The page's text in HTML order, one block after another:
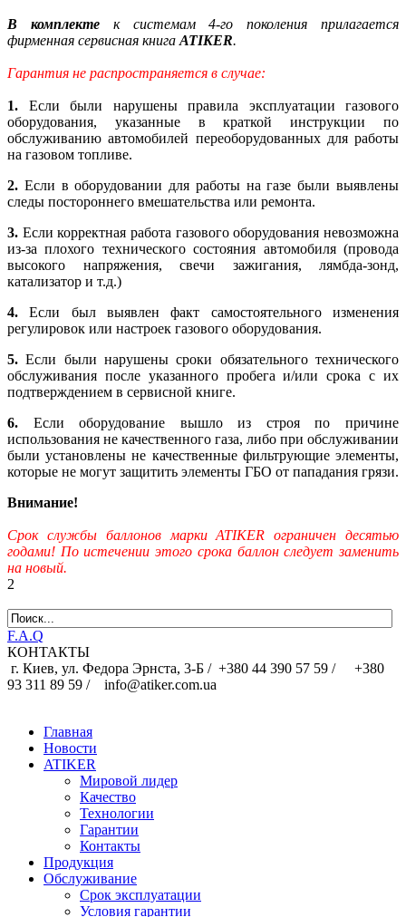
В комплектек системам 4-го поколения прилагается
фирменная сервисная книга ATIKER.
Гарантия не распространяется в случае:
1. Если были нарушены правила эксплуатации газового
оборудования, указанные в краткой инструкции по
обслуживанию автомобилей переоборудованных для работы
на газовом топливе.
2. Если в оборудовании для работы на газе были выявлены
следы постороннего вмешательства или ремонта.
3. Если корректная работа газового оборудования невозможна
из-за плохого технического состояния автомобиля (провода
высокого напряжения, свечи зажигания, лямбда-зонд,
катализатор и т.д.)
4. Если был выявлен факт самостоятельного изменения
регулировок или настроек газового оборудования.
5. Если были нарушены сроки обязательного технического
обслуживания после указанного пробега и/или срока с их
подтверждением в сервисной книге.
6. Если оборудование вышло из строя по причине
использования не качественного газа, либо при обслуживании
были установлены не качественные фильтрующие элементы,
которые не могут защитить элементы ГБО от пападания грязи.
Внимание!
Срок службы баллонов марки ATIKER ограничен десятью
годами! По истечении этого срока баллон следует заменить
на новый.
2
F.A.Q
КОНТАКТЫ
г. Киев, ул. Федора Эрнста, 3-Б / +380 44 390 57 59 /
+380
93 311 89 59 / info@atiker.com.ua
Главная
Новости
ATIKER
Мировой лидер
Качество
Технологии
Гарантии
Контакты
Продукция
Обслуживание
Срок эксплуатации
Условия гарантии